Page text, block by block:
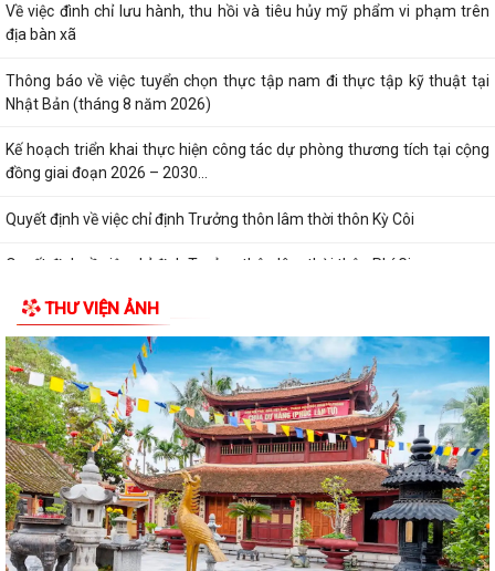
Về việc đình chỉ lưu hành, thu hồi và tiêu hủy mỹ phẩm vi phạm trên
địa bàn xã
Thông báo về việc tuyển chọn thực tập nam đi thực tập kỹ thuật tại
Nhật Bản (tháng 8 năm 2026)
Kế hoạch triển khai thực hiện công tác dự phòng thương tích tại cộng
đồng giai đoạn 2026 – 2030...
Quyết định về việc chỉ định Trưởng thôn lâm thời thôn Kỳ Côi
Quyết định về việc chỉ định Trưởng thôn lâm thời thôn Phí Gia
Quyết định về việc rút ngắn nhiệm kỳ hoạt động của Trưởng thôn
Quyết định về việc kéo dài nhiệm kỳ hoạt động của Trưởng thôn
Quyết định về việc thành lập Tổ công tác hỗ trợ công tác đo đạc, lập
bản đồ địa chính, lập hồ sơ...
Về việc thực hiện tháng cao điểm rà soát hồ sơ để thực hiện đo đạc, lập
bản đồ địa chính và hoàn...
Xã Kim Thành tổ chức Đại hội thành viên Hợp tác xã dịch vụ nông
nghiệp Kim Thành lần thứ nhất,...
THƯ VIỆN ẢNH